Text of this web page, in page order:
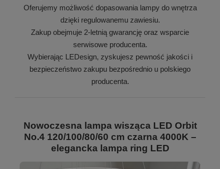
Oferujemy możliwość dopasowania lampy do wnętrza
dzięki regulowanemu zawiesiu.
Zakup obejmuje 2-letnią gwarancję oraz wsparcie
serwisowe producenta.
Wybierając LEDesign, zyskujesz pewność jakości i
bezpieczeństwo zakupu bezpośrednio u polskiego
producenta.
Nowoczesna lampa wisząca LED Orbit
No.4 120/100/80/60 cm czarna 4000K –
elegancka lampa ring LED